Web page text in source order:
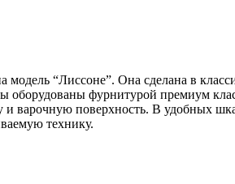
“Лиссоне”. Она сделана в
фурнитурой премиум
и варочную поверхность. В удобных
технику.